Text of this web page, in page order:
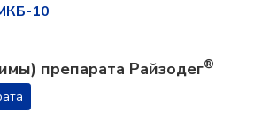
10
препарата Райзодег®